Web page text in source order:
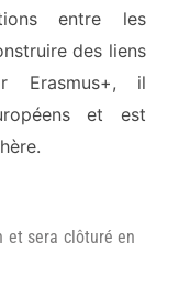
entre les
des liens
Erasmus+, il
et est
et sera clôturé en